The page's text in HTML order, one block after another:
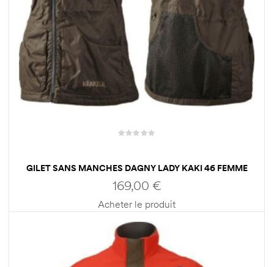
GILET SANS MANCHES DAGNY LADY KAKI 46 FEMME
HARKILA
169,00 €
Acheter le produit